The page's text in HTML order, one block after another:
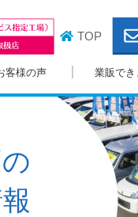
TOP
客様の声 業販でき